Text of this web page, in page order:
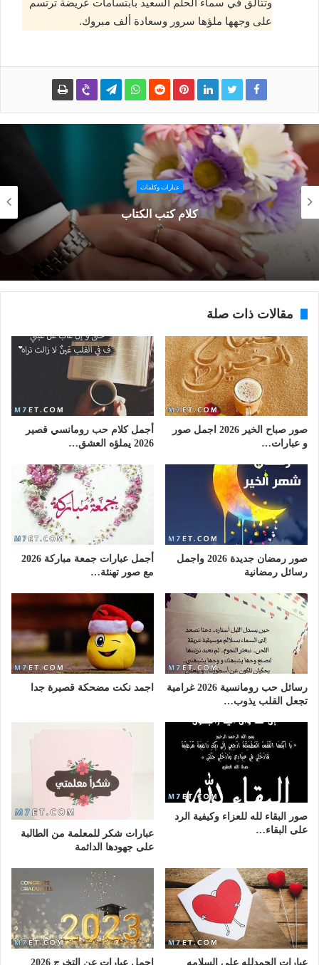
وتتألق في سماء الحلم السعيد بابتسامات عريضة ترتسم
على وجهها ملؤها سرور وسعادة ألف مبروك.
عبارات وكلمات
كلام كتب الكتاب
مقالات ذات صلة
صور صباح الخير 2026 اجمل صور
و عبارات…
أجمل كلام حب رومانسي قصير
2026 يملؤه العشق…
صور رمضان جديدة 2026 واجمل
رسائل رمضانية
أجمل عبارات جمعة مباركة 2026
مع صور تهنئة…
رسائل حب رومانسية 2026 غرامية
تجعل القلب يذوب…
اجمد نكت مضحكة قصيرة جدا
صور البقاء لله للعزاء وكيفية الرد
على البقاء…
عبارات شكر للمعلمة من الطالبة
على جهودها الدائمة
عبارات الحمدلله على السلامه اجمل عبارات عن التخرج 2026